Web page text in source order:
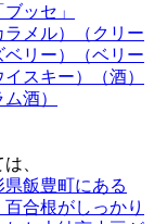
ッセ」
ラメル）（クリー
リー）（ベリー
スキー）（酒）
酒）
、
飯豊町にある
合根がしっかり